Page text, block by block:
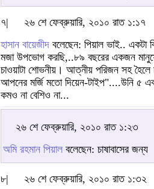
৭|
২৬ শে ফেব্রুয়ারি, ২০১০ রাত ১:১৭
হাসান বায়েজীদ বলেছেন: পিয়াল ভাই.. একটা
মজা উপভোগ করছি,..৮৯ বছরের একজন
চাওয়াটা শোভনীয়। আত্নীয় পরিজন সহ হৈলে
আপনের মর্জি মতো দিয়েন-টাইপ"....উনি ৫
কমও না বেশিও না...
২৬ শে ফেব্রুয়ারি, ২০১০ রাত ১:২৩
অমি রহমান পিয়াল বলেছেন: চাষাবাসের জন্য
৮|
২৬ শে ফেব্রুয়ারি, ২০১০ রাত ১:৩২